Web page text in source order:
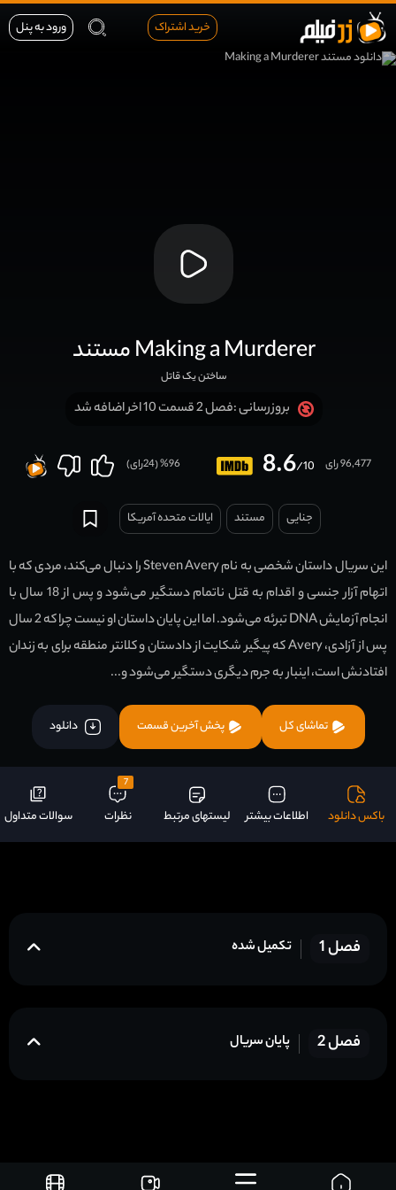
خرید اشتراک ورود به پنل
مستند Making a Murderer
ساختن یک قاتل
بروزرسانی :فصل 2 قسمت 10 اخر اضافه شد
8.6/10 96,477 رای 96
% (
24رای)
جنایی مستند ایالات متحده آمریکا
این سریال داستان شخصی به نام Steven Avery را دنبال می‌کند، مردی که با
اتهام آزار جنسی و اقدام به قتل ناتمام دستگیر می‌شود و پس از 18 سال با
انجام آزمایش DNA تبرئه می‌شود. اما این پایان داستان او نیست چرا که 2 سال
پس از آزادی، Avery که پیگیر شکایت از دادستان و کلانتر منطقه برای به زندان
افتادنش است، اینبار به جرم دیگری دستگیر می‌شود و...
تماشای کل پخش آخرین قسمت دانلود
باکس دانلود اطلاعات بیشتر لیستهای مرتبط
7
نظرات سوالات متداول
فصل 1 تکمیل شده
فصل 2 پایان سریال